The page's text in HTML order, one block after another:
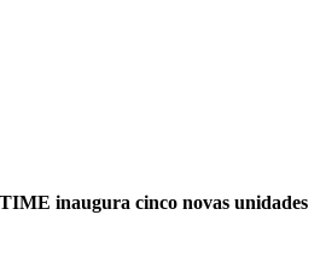
inaugura cinco novas unidades